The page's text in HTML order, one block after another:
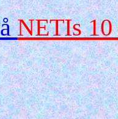
NETIs